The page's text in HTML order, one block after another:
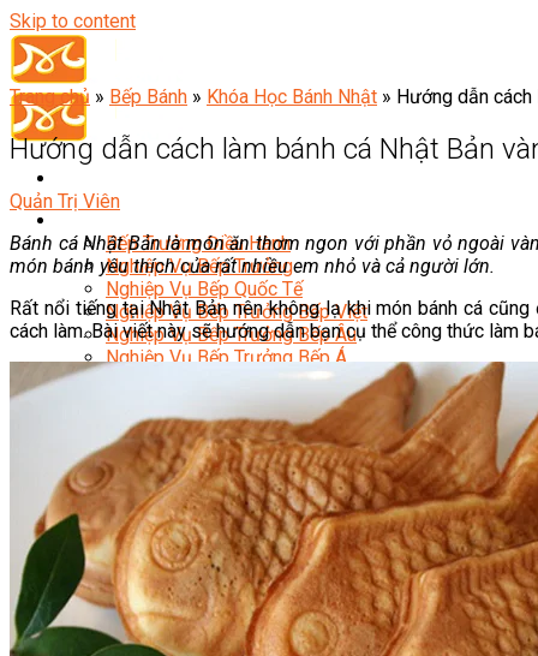
Skip to content
Bếp Trưởng Điều Hành
Nghiệp Vụ Bếp Trưởng
Nghiệp Vụ Bếp Quốc Tế
Nghiệp Vụ Bếp Trưởng Bếp Việt
Nghiệp Vụ Bếp Trưởng Bếp Âu
Nghiệp Vụ Bếp Trưởng Bếp Á
Nghiệp Vụ Bếp Trưởng Bếp Nhật
Nghiệp Vụ Bếp Trưởng Bếp Hoa
Nghiệp Vụ Bếp Hàn
Nghiệp Vụ Bếp Thái
Nghiệp Vụ Bếp Chay
Nghiệp Vụ Quản Lý Bếp
Nghiệp Vụ Cấp Dưỡng
Nghiệp Vụ Bếp Phụ
Điểm Tâm Hồng Kông
Eat Clean
Food Stylist
Master Class
Trang chủ » Bếp Bánh » Khóa Học Bánh Nhật » Hướng dẫn cách
Hướng dẫn cách làm bánh cá Nhật Bản
Quản Trị Viên
Bánh cá Nhật Bản là món ăn thơm ngon với phần vỏ ngoài
món bánh yêu thích của rất nhiều em nhỏ và cả người lớn.
Rất nổi tiếng tại Nhật Bản nên không lạ khi món bánh cá
cách làm. Bài viết này sẽ hướng dẫn bạn cụ thể công thức làm